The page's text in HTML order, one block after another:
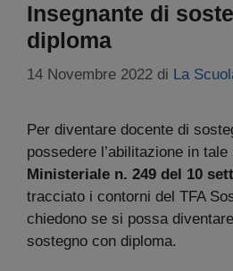
Insegnante di
diploma
14 Novembre 2022 di La
Per diventare docente di
possedere l’abilitazione in
Ministeriale n. 249 del 10
tracciato i contorni del TFA
chiedono se si possa
sostegno con diploma.